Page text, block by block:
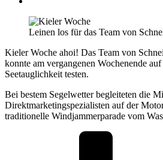
Leinen los für das Team von
Kieler Woche ahoi! Das Team von
konnte am vergangenen Wochenende
Seetauglichkeit testen.
Bei bestem Segelwetter begleiteten die
Direktmarketingspezialisten auf der
traditionelle Windjammerparade vom